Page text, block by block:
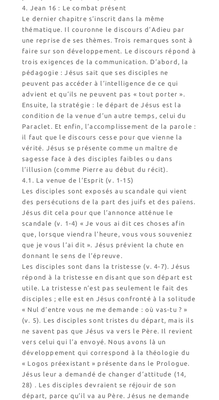
4. Jean 16 : Le combat présent
Le dernier chapitre s’inscrit dans la même
thématique. Il couronne le discours d’Adieu par
une reprise de ses thèmes. Trois remarques sont à
faire sur son développement. Le discours répond à
trois exigences de la communication. D’abord, la
pédagogie : Jésus sait que ses disciples ne
peuvent pas accéder à l’intelligence de ce qui
advient et qu’ils ne peuvent pas « tout porter ».
Ensuite, la stratégie : le départ de Jésus est la
condition de la venue d’un autre temps, celui du
Paraclet. Et enfin, l’accomplissement de la parole :
il faut que le discours cesse pour que vienne la
vérité. Jésus se présente comme un maître de
sagesse face à des disciples faibles ou dans
l’illusion (comme Pierre au début du récit).
4.1. La venue de l’Esprit (v. 1-15)
Les disciples sont exposés au scandale qui vient
des persécutions de la part des juifs et des païens.
Jésus dit cela pour que l’annonce atténue le
scandale (v. 1-4) « Je vous ai dit ces choses afin
que, lorsque viendra l’heure, vous vous souveniez
que je vous l’ai dit ». Jésus prévient la chute en
donnant le sens de l’épreuve.
Les disciples sont dans la tristesse (v. 4-7). Jésus
répond à la tristesse en disant que son départ est
utile. La tristesse n’est pas seulement le fait des
disciples ; elle est en Jésus confronté à la solitude
« Nul d’entre vous ne me demande : où vas-tu ? »
(v. 5). Les disciples sont tristes du départ, mais ils
ne savent pas que Jésus va vers le Père. Il revient
vers celui qui l’a envoyé. Nous avons là un
développement qui correspond à la théologie du
« Logos préexistant » présente dans le Prologue.
Jésus leur a demandé de changer d’attitude (14,
28) . Les disciples devraient se réjouir de son
départ, parce qu’il va au Père. Jésus ne demande